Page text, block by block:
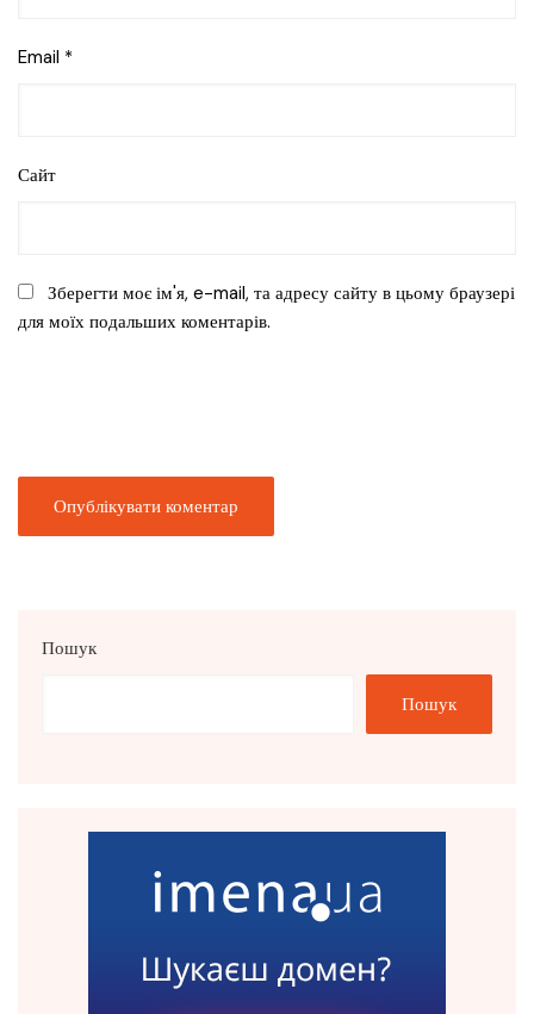
Email *
Сайт
Зберегти моє ім'я, e-mail, та адресу сайту в цьому браузері
для моїх подальших коментарів.
Пошук
Пошук